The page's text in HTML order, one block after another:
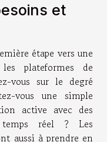
et
étape vers une
plateformes de
vous sur le degré
vous une simple
active avec des
temps réel ? Les
aussi à prendre en